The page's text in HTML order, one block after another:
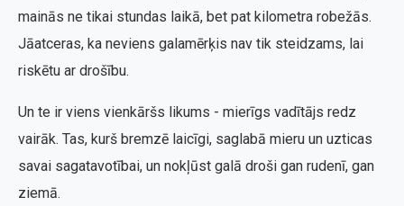
mainās ne tikai stundas laikā, bet pat kilometra robežās.
Jāatceras, ka neviens galamērķis nav tik steidzams, lai
riskētu ar drošību.
Un te ir viens vienkāršs likums - mierīgs vadītājs redz
vairāk. Tas, kurš bremzē laicīgi, saglabā mieru un uzticas
savai sagatavotībai, un nokļūst galā droši gan rudenī, gan
ziemā.